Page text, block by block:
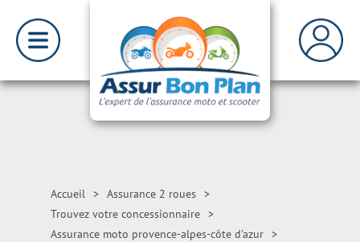
Accueil > Assurance 2 roues >
Trouvez votre concessionnaire >
Assurance moto provence-alpes-côte d'azur >